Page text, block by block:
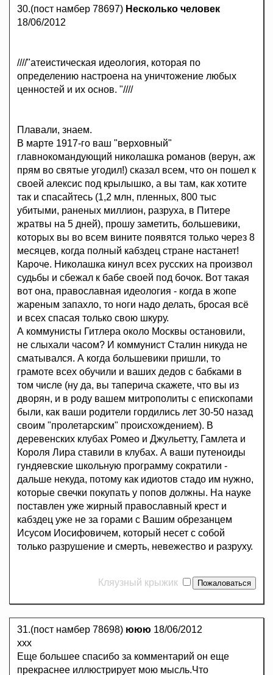
30.(пост намбер 78697) Несколько человек
18/06/2012
////"атеистическая идеология, которая по
определению настроена на уничтожение любых
ценностей и их основ. "////
Плавали, знаем.
В марте 1917-го ваш "верховный"
главнокомандующий николашка романов (верун, аж
прям во святые угодил!) сказал всем, что он пошел к
своей алексис под крылышко, а вы там, как хотите
так и спасайтесь (1,2 млн, пленных, 800 тыс
убитыми, раненых миллион, разруха, в Питере
жратвы на 5 дней), прошу заметить, большевики,
которых вы во всем вините появятся только через 8
месяцев, когда полный кабздец стране настанет!
Кароче. Николашка кинул всех русских на произвол
судьбы и сбежал к бабе своей под бочок. Вот такая
вот она, православная идеология - когда в жопе
жареным запахло, то ноги надо делать, бросая всё
и всех спасая только свою шкуру.
А коммунисты Гитлера около Москвы остановили,
не слыхали часом? И коммунист Сталин никуда не
сматывался. А когда большевики пришли, то
грамоте всех обучили и ваших дедов с бабками в
том числе (ну да, вы таперича скажете, что вы из
дворян, и в роду вашем митрополиты с епископами
были, как ваши родители гордились лет 30-50 назад
своим "пролетарским" происхождением). В
деревенских клубах Ромео и Джульетту, Гамлета и
Короля Лира ставили в клубах. А ваши путеноиды
гундяевские школьную программу сократили -
дальше некуда, потому как идиотов стадо им нужно,
которые свечки покупать у попов должны. На науке
поставлен уже жирный православный крест и
кабздец уже не за горами с Вашим обрезанцем
Исусом Иосифовичем, который несет с собой
только разрушение и смерть, невежество и разруху.
Кляузный крыжик
31.(пост намбер 78698) ююю 18/06/2012
ххх
Еще большее спасибо за комментарий он еще
прекраснее иллюстрирует мою мысль.Что